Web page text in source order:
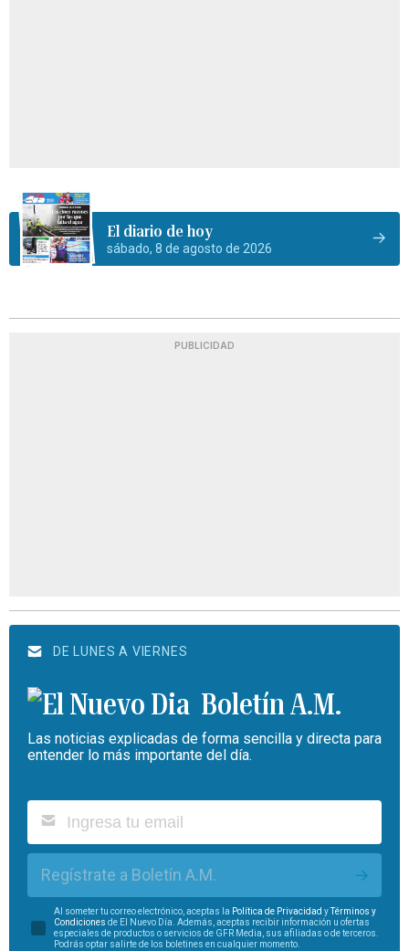
El diario de hoy
sábado, 8 de agosto de 2026
PUBLICIDAD
DE LUNES A VIERNES
Boletín A.M.
Las noticias explicadas de forma sencilla y directa para
entender lo más importante del día.
Regístrate a Boletín A.M.
Al someter tu correo electrónico, aceptas la Política de Privacidad y
Términos y
Condiciones de El Nuevo Día. Además, aceptas recibir información u ofertas
especiales de productos o servicios de GFR Media, sus afiliadas o de terceros.
Podrás optar salirte de los boletines en cualquier momento.